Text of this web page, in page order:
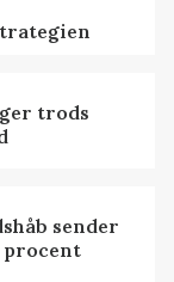
trods
sender
procent